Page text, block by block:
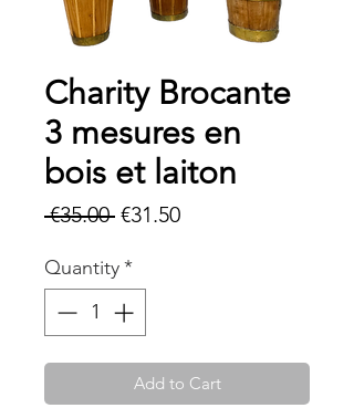
Charity Brocante
3 mesures en
bois et laiton
€35.00 Regular
€31.50Sale
Quantity*
Add to Cart